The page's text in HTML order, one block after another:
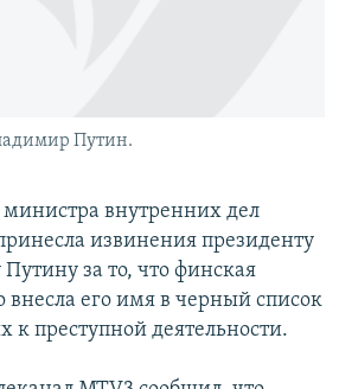
Путин.
внутренних дел
извинения президенту
за то, что финская
его имя в черный список
к преступной деятельности.